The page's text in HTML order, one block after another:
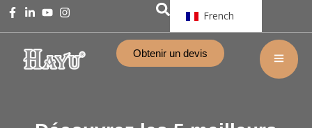
French
Obtenir un devis